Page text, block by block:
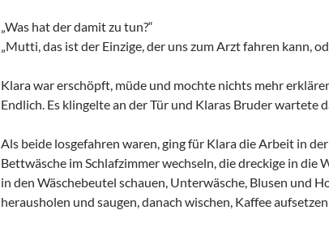
„Was hat der damit zu tun?“
„Mutti, das ist der Einzige, der uns zum Arzt fahren kann,
Klara war erschöpft, müde und mochte nichts mehr
Endlich. Es klingelte an der Tür und Klaras Bruder wartete
Als beide losgefahren waren, ging für Klara die Arbeit in
Bettwäsche im Schlafzimmer wechseln, die dreckige in die
in den Wäschebeutel schauen, Unterwäsche, Blusen und
herausholen und saugen, danach wischen, Kaffee